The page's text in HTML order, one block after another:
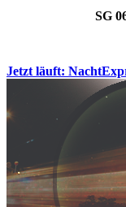
SG
Jetzt läuft: